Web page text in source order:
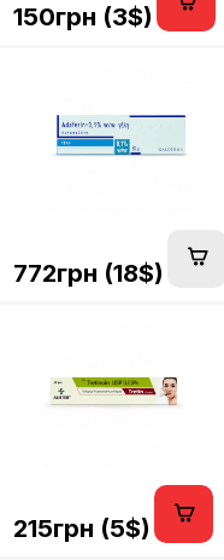
150грн (3$)
772грн (18$)
215грн (5$)